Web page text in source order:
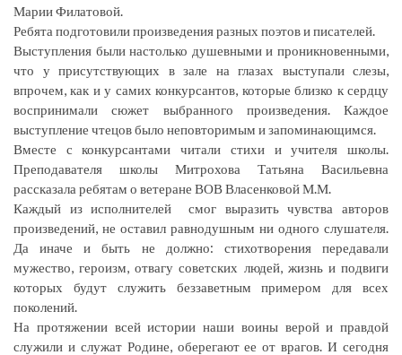
Марии Филатовой.
Ребята подготовили произведения разных поэтов и писателей.
Выступления были настолько душевными и проникновенными,
что у присутствующих в зале на глазах выступали слезы,
впрочем, как и у самих конкурсантов, которые близко к сердцу
воспринимали сюжет выбранного произведения. Каждое
выступление чтецов было неповторимым и запоминающимся.
Вместе с конкурсантами читали стихи и учителя школы.
Преподавателя школы Митрохова Татьяна Васильевна
рассказала ребятам о ветеране ВОВ Власенковой М.М.
Каждый из исполнителей смог выразить чувства авторов
произведений, не оставил равнодушным ни одного слушателя.
Да иначе и быть не должно: стихотворения передавали
мужество, героизм, отвагу советских людей, жизнь и подвиги
которых будут служить беззаветным примером для всех
поколений.
На протяжении всей истории наши воины верой и правдой
служили и служат Родине, оберегают ее от врагов. И сегодня